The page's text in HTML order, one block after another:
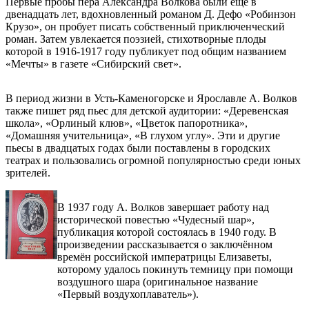
двенадцать лет, вдохновленный романом Д. Дефо «Робинзон
Крузо», он пробует писать собственный приключенческий
роман. Затем увлекается поэзией, стихотворные плоды
которой в 1916-1917 году публикует под общим названием
«Мечты» в газете «Сибирский свет».
В период жизни в Усть-Каменогорске и Ярославле А. Волков
также пишет ряд пьес для детской аудитории: «Деревенская
школа», «Орлиный клюв», «Цветок папоротника»,
«Домашняя учительница», «В глухом углу». Эти и другие
пьесы в двадцатых годах были поставлены в городских
театрах и пользовались огромной популярностью среди юных
зрителей.
В 1937 году А. Волков завершает работу над
исторической повестью «Чудесный шар»,
публикация которой состоялась в 1940 году. В
произведении рассказывается о заключённом
времён российской императрицы Елизаветы,
которому удалось покинуть темницу при помощи
воздушного шара (оригинальное название
«Первый воздухоплаватель»).